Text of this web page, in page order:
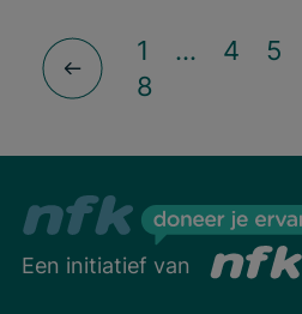
1 … 4 5
8
Een initiatief van